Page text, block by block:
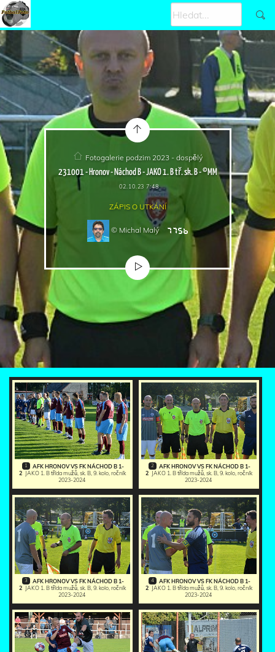
Fotogalerie podzim 2023 - dospělý
231001 - Hronov - Náchod B - JAKO 1. B tř. sk. B - ©MM
02.10.23 7:48
ZÁPIS O UTKÁNÍ
© Michal Malý
1
AFK HRONOV VS FK NÁCHOD B 1-
2 JAKO 1. B třída mužů, sk. B, 9. kolo, ročník
2023-2024
2
AFK HRONOV VS FK NÁCHOD B 1-
2 JAKO 1. B třída mužů, sk. B, 9. kolo, ročník
2023-2024
3
AFK HRONOV VS FK NÁCHOD B 1-
2 JAKO 1. B třída mužů, sk. B, 9. kolo, ročník
2023-2024
4
AFK HRONOV VS FK NÁCHOD B 1-
2 JAKO 1. B třída mužů, sk. B, 9. kolo, ročník
2023-2024